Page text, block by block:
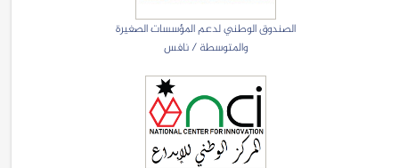
الصندوق الوطني لدعم المؤسسات الصغيرة
والمتوسطة / نافس